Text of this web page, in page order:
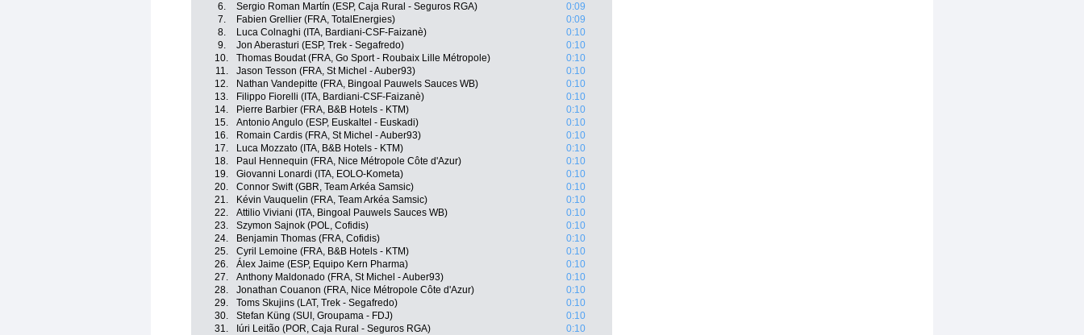
6.
Sergio Roman Martín (ESP, Caja Rural - Seguros RGA)
0:09
7.
Fabien Grellier (FRA, TotalEnergies)
0:09
8.
Luca Colnaghi (ITA, Bardiani-CSF-Faizanè)
0:10
9.
Jon Aberasturi (ESP, Trek - Segafredo)
0:10
10.
Thomas Boudat (FRA, Go Sport - Roubaix Lille Métropole)
0:10
11.
Jason Tesson (FRA, St Michel - Auber93)
0:10
12.
Nathan Vandepitte (FRA, Bingoal Pauwels Sauces WB)
0:10
13.
Filippo Fiorelli (ITA, Bardiani-CSF-Faizanè)
0:10
14.
Pierre Barbier (FRA, B&B Hotels - KTM)
0:10
15.
Antonio Angulo (ESP, Euskaltel - Euskadi)
0:10
16.
Romain Cardis (FRA, St Michel - Auber93)
0:10
17.
Luca Mozzato (ITA, B&B Hotels - KTM)
0:10
18.
Paul Hennequin (FRA, Nice Métropole Côte d'Azur)
0:10
19.
Giovanni Lonardi (ITA, EOLO-Kometa)
0:10
20.
Connor Swift (GBR, Team Arkéa Samsic)
0:10
21.
Kévin Vauquelin (FRA, Team Arkéa Samsic)
0:10
22.
Attilio Viviani (ITA, Bingoal Pauwels Sauces WB)
0:10
23.
Szymon Sajnok (POL, Cofidis)
0:10
24.
Benjamin Thomas (FRA, Cofidis)
0:10
25.
Cyril Lemoine (FRA, B&B Hotels - KTM)
0:10
26.
Álex Jaime (ESP, Equipo Kern Pharma)
0:10
27.
Anthony Maldonado (FRA, St Michel - Auber93)
0:10
28.
Jonathan Couanon (FRA, Nice Métropole Côte d'Azur)
0:10
29.
Toms Skujins (LAT, Trek - Segafredo)
0:10
30.
Stefan Küng (SUI, Groupama - FDJ)
0:10
31.
Iúri Leitão (POR, Caja Rural - Seguros RGA)
0:10